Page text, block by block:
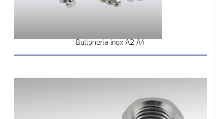
Bulloneria inox A2 A4